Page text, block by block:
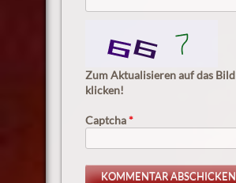
Zum Aktualisieren auf das Bild
klicken!
Captcha*